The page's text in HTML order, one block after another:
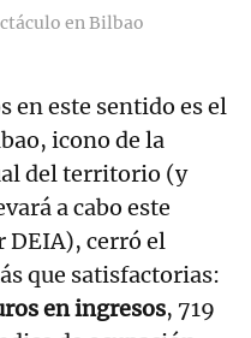
en Bilbao
en este sentido es el
icono de la
del territorio (y
a cabo este
DEIA), cerró el
que satisfactorias:
en ingresos, 719